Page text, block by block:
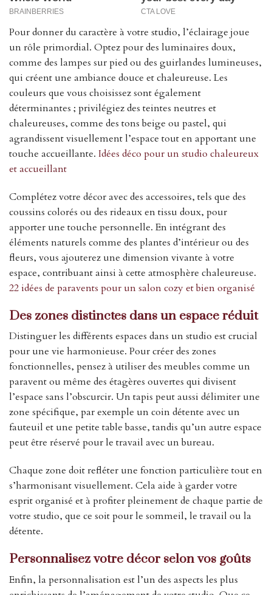
Pour donner du caractère à votre studio, l’éclairage joue
un rôle primordial. Optez pour des luminaires doux,
comme des lampes sur pied ou des guirlandes lumineuses,
qui créent une ambiance douce et chaleureuse. Les
couleurs que vous choisissez sont également
déterminantes ; privilégiez des teintes neutres et
chaleureuses, comme des tons beige ou pastel, qui
agrandissent visuellement l’espace tout en apportant une
touche accueillante. Idées déco pour un studio chaleureux
et accueillant
Complétez votre décor avec des accessoires, tels que des
coussins colorés ou des rideaux en tissu doux, pour
apporter une touche personnelle. En intégrant des
éléments naturels comme des plantes d’intérieur ou des
fleurs, vous ajouterez une dimension vivante à votre
espace, contribuant ainsi à cette atmosphère chaleureuse.
22 idées de paravents pour un salon cozy et bien organisé
Des zones distinctes dans un espace réduit
Distinguer les différents espaces dans un studio est crucial
pour une vie harmonieuse. Pour créer des zones
fonctionnelles, pensez à utiliser des meubles comme un
paravent ou même des étagères ouvertes qui divisent
l’espace sans l’obscurcir. Un tapis peut aussi délimiter une
zone spécifique, par exemple un coin détente avec un
fauteuil et une petite table basse, tandis qu’un autre espace
peut être réservé pour le travail avec un bureau.
Chaque zone doit refléter une fonction particulière tout en
s’harmonisant visuellement. Cela aide à garder votre
esprit organisé et à profiter pleinement de chaque partie de
votre studio, que ce soit pour le sommeil, le travail ou la
détente.
Personnalisez votre décor selon vos goûts
Enfin, la personnalisation est l’un des aspects les plus